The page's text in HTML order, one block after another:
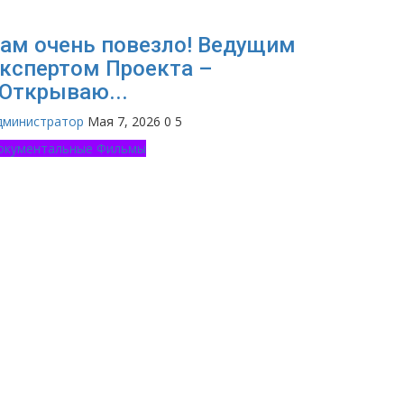
очень повезло! Ведущим
Проекта –
Мая 7, 2026 0 5
Фильмы